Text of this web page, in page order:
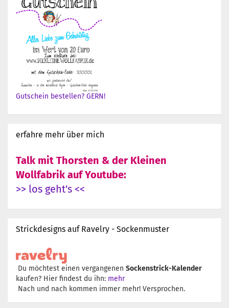
Gutschein bestellen? GERN!
erfahre mehr über mich
Talk mit Thorsten & der Kleinen
Wollfabrik auf Youtube:
>> los geht's <<
Strickdesigns auf Ravelry - Sockenmuster
Du möchtest einen vergangenen Sockenstrick-Kalender
kaufen? Hier findest du ihn: mehr
Nach und nach kommen immer mehr! Versprochen.